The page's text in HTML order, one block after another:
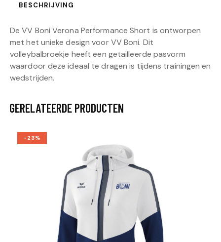
BESCHRIJVING
De VV Boni Verona Performance Short is ontworpen
met het unieke design voor VV Boni. Dit
volleybalbroekje heeft een getailleerde pasvorm
waardoor deze ideaal te dragen is tijdens trainingen en
wedstrijden.
GERELATEERDE PRODUCTEN
-23%